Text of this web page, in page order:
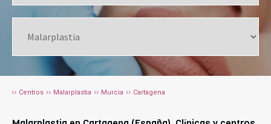
Centros Malarplastia Murcia Cartagena